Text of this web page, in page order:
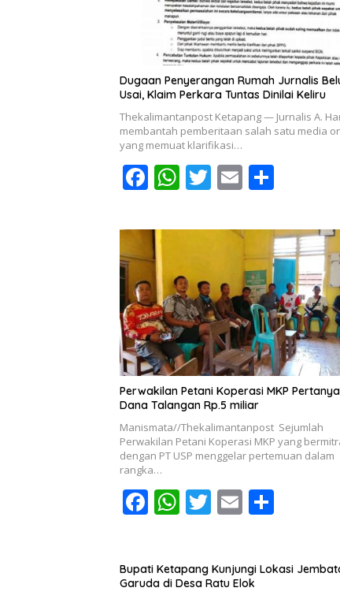
Dugaan Penyerangan Rumah Jurnalis
Usai, Klaim Perkara Tuntas Dinilai Keliru
Thekalimantanpost Ketapang — Jurnalis A.
membantah pemberitaan salah satu media
yang memuat klarifikasi…
F
e
b
o
o
k
W
at
A
p
p
T
itt
E
ai
l
ar
e
Perwakilan Petani Koperasi MKP
Dana Talangan Rp.5 miliar
Manismata//Thekalimantanpost Sejumlah
Perwakilan Petani Koperasi MKP yang
dengan PT USP menggelar pertemuan dalam
rangka…
F
ac
b
W
h
s
T
w
er
E
m
l e
Bupati Ketapang Kunjungi Lokasi
Garuda di Desa Ratu Elok